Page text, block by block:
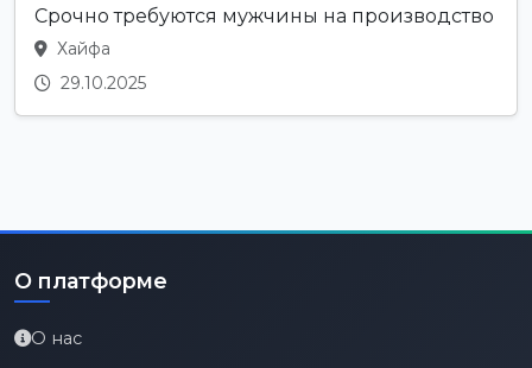
Срочно требуются мужчины на производство
Хайфа
29.10.2025
О платформе
О нас